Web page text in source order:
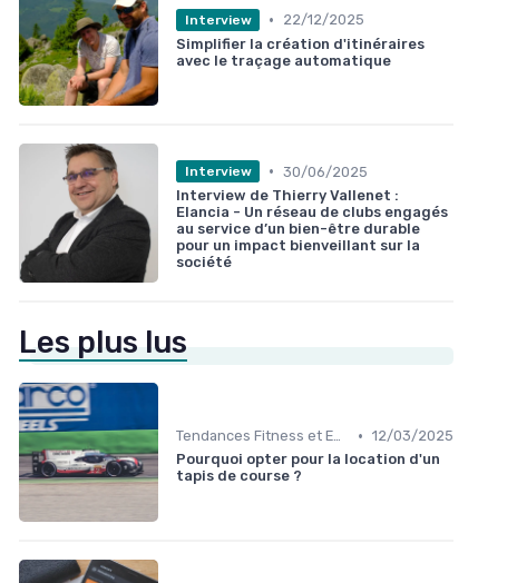
Interview •
22/12/2025
Simplifier la création d'itinéraires
avec le traçage automatique
Interview • 30/06/2025
Interview de Thierry Vallenet :
Elancia - Un réseau de clubs engagés
au service d’un bien-être durable
pour un impact bienveillant sur la
société
Les plus lus
Tendances Fitness et Entraînement à Domicile • 12/03/2025
Pourquoi opter pour la location d'un
tapis de course ?